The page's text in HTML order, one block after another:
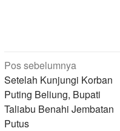
Navigasi
pos
Pos sebelumnya
Setelah Kunjungi Korban
Puting Beliung, Bupati
Taliabu Benahi Jembatan
Putus